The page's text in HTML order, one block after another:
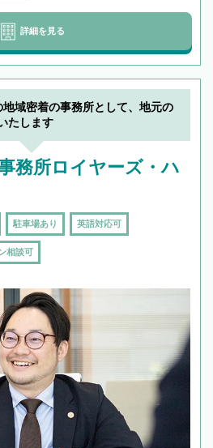
詳細を見る
地域密着の事務所として、地元の
たします
務所ロイヤーズ・ハ
駐車場あり 英語対応可
相談可